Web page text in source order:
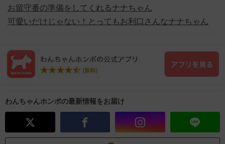
お留守番の準備をしてくれるナナちゃん
可愛いだけじゃない！とってもお利口さんなナナちゃん
わんちゃんホンポの最新情報をお届け